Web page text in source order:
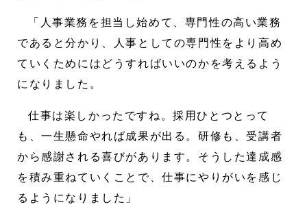
「人事業務を担当し始めて、専門性の高い業務
であると分かり、人事としての専門性をより高め
ていくためにはどうすればいいのかを考えるよう
になりました。
仕事は楽しかったですね。採用ひとつとって
も、一生懸命やれば成果が出る。研修も、受講者
から感謝される喜びがあります。そうした達成感
を積み重ねていくことで、仕事にやりがいを感じ
るようになりました」